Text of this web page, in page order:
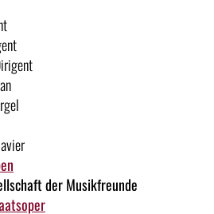
der Musikfreunde